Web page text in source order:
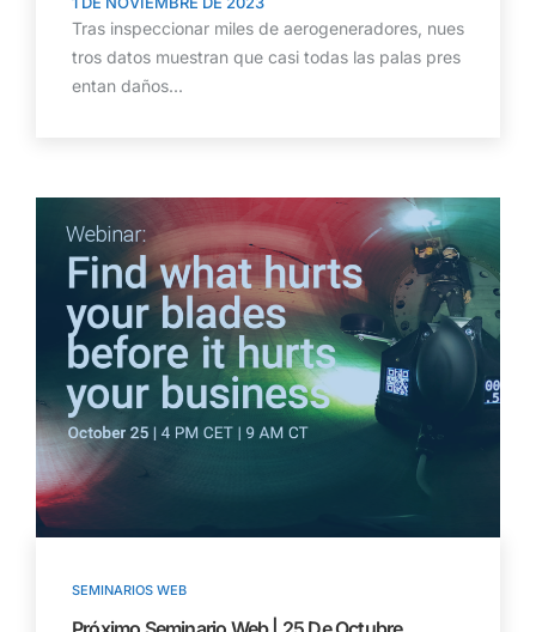
Tras inspeccionar miles de aerogeneradores, nues
tros datos muestran que casi todas las palas pres
entan daños...
SEMINARIOS WEB